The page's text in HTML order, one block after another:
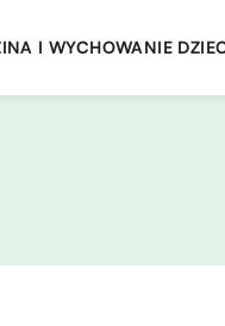
I WYCHOWANIE